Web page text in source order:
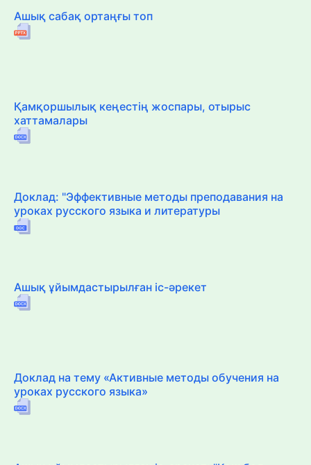
Ашық сабақ ортаңғы топ
Қамқоршылық кеңестің жоспары, отырыс
хаттамалары
Доклад: "Эффективные методы преподавания на
уроках русского языка и литературы
Ашық ұйымдастырылған іс-әрекет
Доклад на тему «Активные методы обучения на
уроках русского языка»